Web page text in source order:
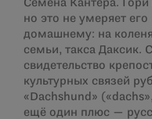
Семёна Кантера.
но это не умеряет
домашнему: на
семьи, такса Даксик.
свидетельство
культурных связей
«Dachshund»
ещё один плюс —